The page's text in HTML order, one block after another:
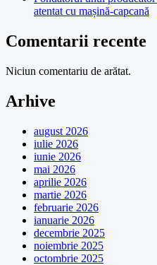
atentat cu mașină-capcană
Comentarii recente
Niciun comentariu de arătat.
Arhive
august 2026
iulie 2026
iunie 2026
mai 2026
aprilie 2026
martie 2026
februarie 2026
ianuarie 2026
decembrie 2025
noiembrie 2025
octombrie 2025